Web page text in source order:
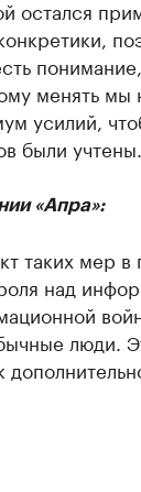
остался
менять мы
усилий,
были учтены.
«Апра»:
таких мер в
над
люди.